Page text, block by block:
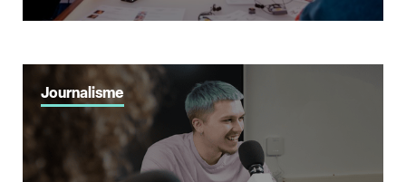
Journalisme